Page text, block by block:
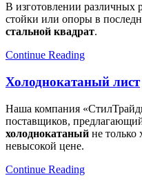
В изготовлении различных
стойки или опоры в
стальной квадрат.
Continue Reading
Холоднокатаный лист
Наша компания
поставщиков,
холоднокатаный не только
невысокой цене.
Continue Reading